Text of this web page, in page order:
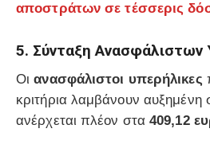
αποστράτων σε τέσσερις
5. Σύνταξη Ανασφάλιστων
Οιανασφάλιστοι υπερήλικες
κριτήρια λαμβάνουν αυξημένη
ανέρχεται πλέον στα409,12